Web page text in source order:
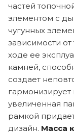
частей
элементом с
чугунных
зависимости
ходе ее
камней,
создает
гармонизирует
увеличенная
рамкой
дизайн. Масса